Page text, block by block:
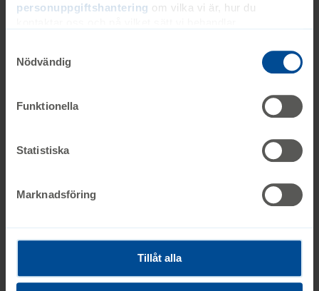
personuppgiftshantering om vilka vi är, hur du
när du kontaktade oss gällande ditt samtycke. Du kan
även själv ändra ditt samtycke direkt genom att klicka på
Nödvändig
Funktionella
Statistiska
Marknadsföring
Tillåt alla